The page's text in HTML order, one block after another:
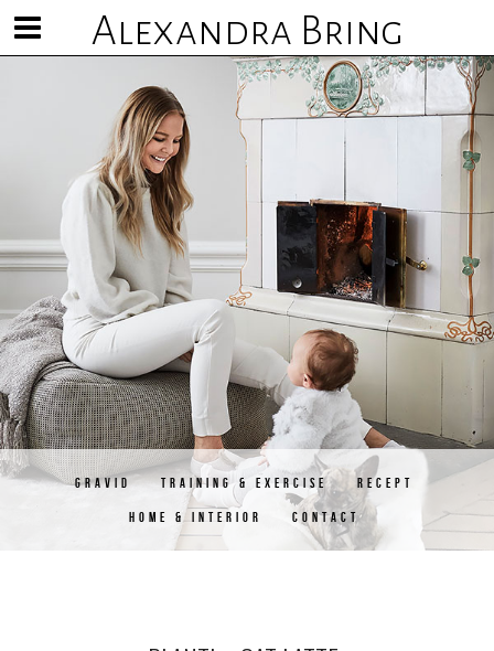
Alexandra Bring
Visa/göm
meny
GRAVID TRAINING & EXERCISE RECEPT
HOME & INTERIOR CONTACT